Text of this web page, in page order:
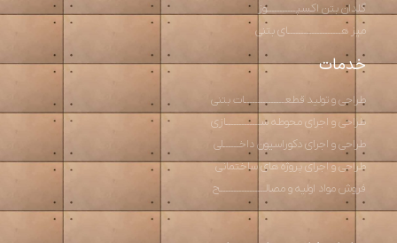
گلدان بتن اکسپـــــــــــوز
میز هــــــــــــــــــــای بتنی
خدمات
طراحی و تولید قطعـــــــــــــــات بتنی
طراحی و اجرای محوطه ســـــــــــــازی
طراحی و اجرای دکوراسیون داخــــــلی
طراحی و اجرای پروژه های ساختمانی
فروش مواد اولیه و مصالـــــــــــــــــح